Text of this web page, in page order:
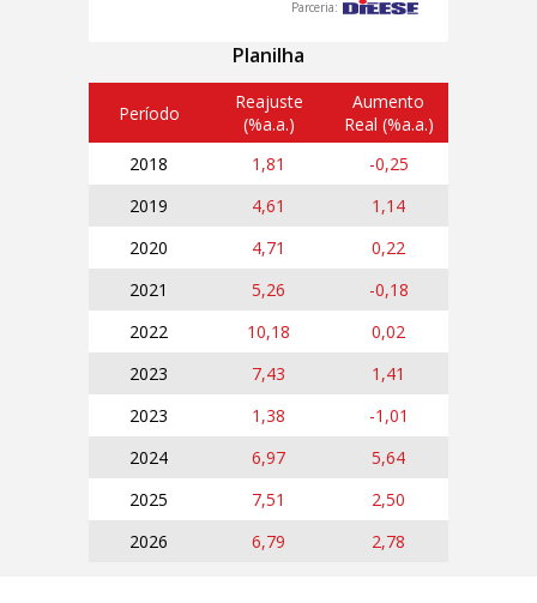
Parceria:
Planilha
Período
Reajuste
(%a.a.)
Aumento
Real (%a.a.)
2018
1,81
-0,25
2019
4,61
1,14
2020
4,71
0,22
2021
5,26
-0,18
2022
10,18
0,02
2023
7,43
1,41
2023
1,38
-1,01
2024
6,97
5,64
2025
7,51
2,50
2026
6,79 2,78